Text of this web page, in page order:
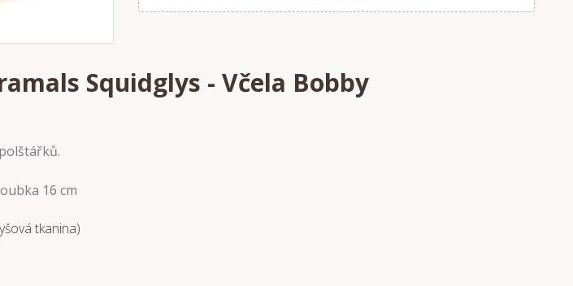
Squidglys - Včela Bobby
16 cm
tkanina)